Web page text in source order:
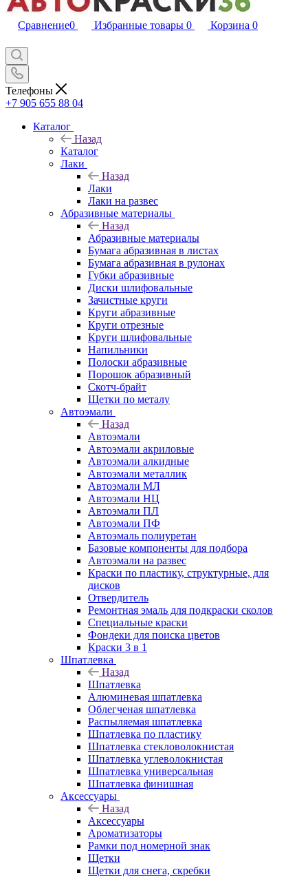
Сравнение0 Избранные товары 0 Корзина 0
Телефоны
+7 905 655 88 04
Каталог
Назад
Каталог
Лаки
Назад
Лаки
Лаки на развес
Абразивные материалы
Назад
Абразивные материалы
Бумага абразивная в листах
Бумага абразивная в рулонах
Губки абразивные
Диски шлифовальные
Зачистные круги
Круги абразивные
Круги отрезные
Круги шлифовальные
Напильники
Полоски абразивные
Порошок абразивный
Скотч-брайт
Щетки по металу
Автоэмали
Назад
Автоэмали
Автоэмали акриловые
Автоэмали алкидные
Автоэмали металлик
Автоэмали МЛ
Автоэмали НЦ
Автоэмали ПЛ
Автоэмали ПФ
Автоэмаль полиуретан
Базовые компоненты для подбора
Автоэмали на развес
Краски по пластику, структурные, для
дисков
Отвердитель
Ремонтная эмаль для подкраски сколов
Специальные краски
Фондеки для поиска цветов
Краски 3 в 1
Шпатлевка
Назад
Шпатлевка
Алюминевая шпатлевка
Облегченая шпатлевка
Распыляемая шпатлевка
Шпатлевка по пластику
Шпатлевка стекловолокнистая
Шпатлевка углеволокнистая
Шпатлевка универсальная
Шпатлевка финишная
Аксессуары
Назад
Аксессуары
Ароматизаторы
Рамки под номерной знак
Щетки
Щетки для снега, скребки